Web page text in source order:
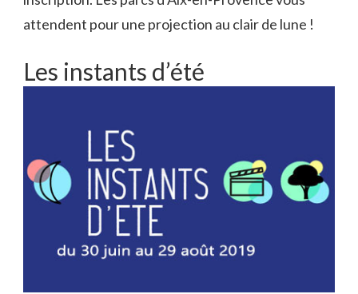
attendent pour une projection au clair de lune !
Les instants d’été